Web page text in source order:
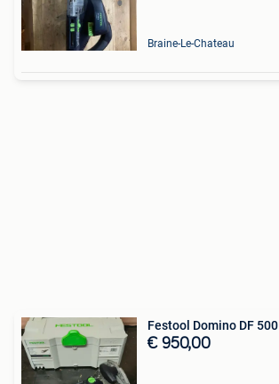
Braine-Le-Chateau
Festool Domino DF 500
€ 950,00